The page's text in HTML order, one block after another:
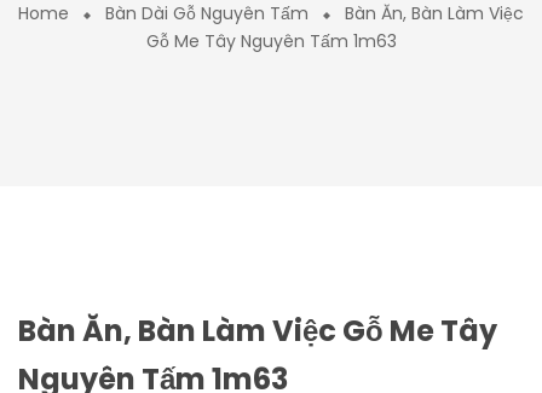
Home Bàn Dài Gỗ Nguyên Tấm
Bàn Ăn, Bàn Làm Việc
Gỗ Me Tây Nguyên Tấm 1m63
Bàn Ăn, Bàn Làm Việc Gỗ Me Tây
Nguyên Tấm 1m63